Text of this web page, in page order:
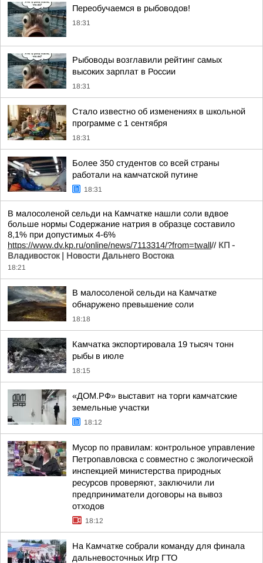
Переобучаемся в рыбоводов!
18:31
Рыбоводы возглавили рейтинг самых
высоких зарплат в России
18:31
Стало известно об изменениях в школьной
программе с 1 сентября
18:31
Более 350 студентов со всей страны
работали на камчатской путине
18:31
В малосоленой сельди на Камчатке нашли соли вдвое
больше нормы Содержание натрия в образце составило
8,1% при допустимых 4-6%
https://www.dv.kp.ru/online/news/7113314/?from=twall// КП -
Владивосток | Новости Дальнего Востока
18:21
В малосоленой сельди на Камчатке
обнаружено превышение соли
18:18
Камчатка экспортировала 19 тысяч тонн
рыбы в июле
18:15
«ДОМ.РФ» выставит на торги камчатские
земельные участки
18:12
Мусор по правилам: контрольное управление
Петропавловска с совместно с экологической
инспекцией министерства природных
ресурсов проверяют, заключили ли
предприниматели договоры на вывоз
отходов
18:12
На Камчатке собрали команду для финала
дальневосточных Игр ГТО